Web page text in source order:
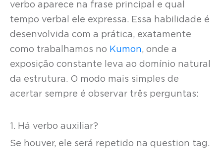
verbo aparece na frase principal e qual
tempo verbal ele expressa. Essa habilidade é
desenvolvida com a prática, exatamente
como trabalhamos no Kumon, onde a
exposição constante leva ao domínio natural
da estrutura. O modo mais simples de
acertar sempre é observar três perguntas:
1. Há verbo auxiliar?
Se houver, ele será repetido na question tag.